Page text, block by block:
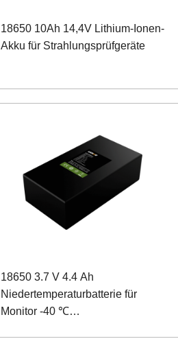
18650 10Ah 14,4V Lithium-Ionen-
Akku für Strahlungsprüfgeräte
18650 3.7 V 4.4 Ah
Niedertemperaturbatterie für
Monitor -40 ℃